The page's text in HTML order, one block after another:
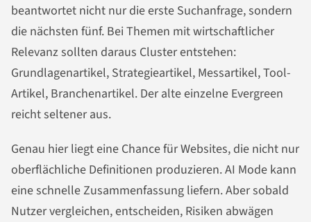
beantwortet nicht nur die erste Suchanfrage, sondern
die nächsten fünf. Bei Themen mit wirtschaftlicher
Relevanz sollten daraus Cluster entstehen:
Grundlagenartikel, Strategieartikel, Messartikel, Tool-
Artikel, Branchenartikel. Der alte einzelne Evergreen
reicht seltener aus.
Genau hier liegt eine Chance für Websites, die nicht nur
oberflächliche Definitionen produzieren. AI Mode kann
eine schnelle Zusammenfassung liefern. Aber sobald
Nutzer vergleichen, entscheiden, Risiken abwägen